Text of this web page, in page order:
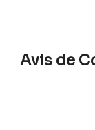
Avis de